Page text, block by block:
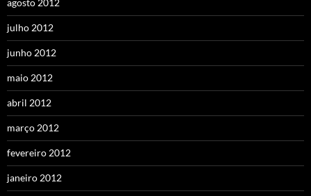
julho 2012
junho 2012
maio 2012
abril 2012
março 2012
fevereiro 2012
janeiro 2012